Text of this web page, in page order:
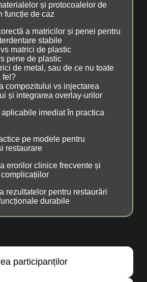
și protocoalelor de
funcție de caz
a matricilor și penei pentru
stabile
matrici de plastic
pene de plastic
de metal, sau de ce nu toate
fel?
compozitului vs injectarea
și integrarea overlay-urilor
aplicabile imediat în practica
pe modele pentru
restaurare
erorilor clinice frecvente și
rezultatelor pentru restaurări
durabile
participanților